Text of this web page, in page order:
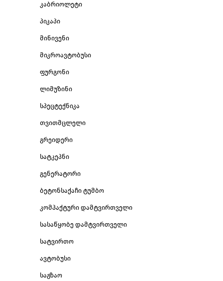
კაბრიოლეტი
პიკაპი
მინივენი
მიკროავტობუსი
ფურგონი
ლიმუზინი
სპეცტექნიკა
თვითმცლელი
გრეიდერი
სატკეპნი
გენერატორი
ბეტონსაქაჩი ტუმბო
კომპაქტური დამტვირთველი
სასაწყობე დამტვირთველი
სატვირთო
ავტობუსი
საგზაო